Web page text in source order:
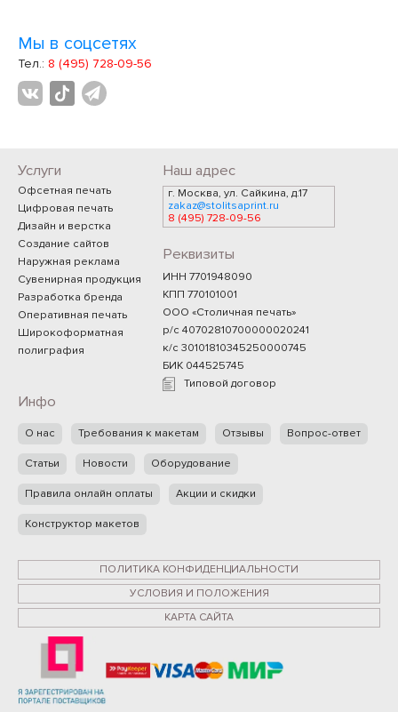
Мы в соцсетях
Тел.: 8 (495) 728-09-56
Услуги
Офсетная печать
Цифровая печать
Дизайн и верстка
Создание сайтов
Наружная реклама
Сувенирная продукция
Разработка бренда
Оперативная печать
Широкоформатная
полиграфия
Наш адрес
г. Москва, ул. Сайкина, д.17
zakaz@stolitsaprint.ru
8 (495) 728-09-56
Реквизиты
ИНН 7701948090
КПП 770101001
ООО «Столичная печать»
р/с 40702810700000020241
к/с 30101810345250000745
БИК 044525745
Типовой договор
Инфо
О нас Требования к макетам Отзывы Вопрос-ответ
Статьи Новости Оборудование
Правила онлайн оплаты Акции и скидки
Конструктор макетов
ПОЛИТИКА КОНФИДЕНЦИАЛЬНОСТИ
УСЛОВИЯ И ПОЛОЖЕНИЯ
КАРТА САЙТА